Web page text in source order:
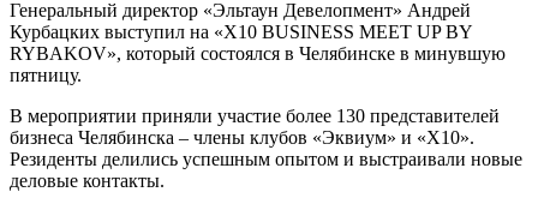
Генеральный директор «Эльтаун Девелопмент» Андрей
Курбацких выступил на «Х10 BUSINESS MEET UP BY
RYBAKOV», который состоялся в Челябинске в минувшую
пятницу.
В мероприятии приняли участие более 130 представителей
бизнеса Челябинска – члены клубов «Эквиум» и «Х10».
Резиденты делились успешным опытом и выстраивали новые
деловые контакты.